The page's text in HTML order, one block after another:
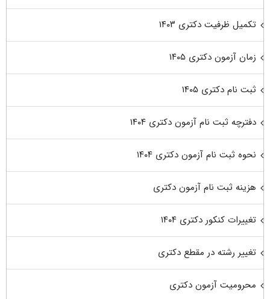
تکمیل ظرفیت دکتری ۱۴۰۳
زمان آزمون دکتری ۱۴۰۵
ثبت نام دکتری ۱۴۰۵
دفترچه ثبت نام آزمون دکتری ۱۴۰۴
نحوه ثبت نام آزمون دکتری ۱۴۰۴
هزینه ثبت نام آزمون دکتری
تغییرات کنکور دکتری ۱۴۰۴
تغییر رشته در مقطع دکتری
محرومیت آزمون دکتری